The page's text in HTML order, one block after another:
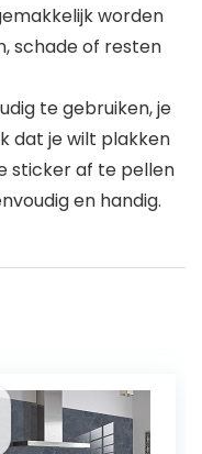
worden
schade of resten
te gebruiken, je
dat je wilt plakken
sticker af te pellen
en handig.